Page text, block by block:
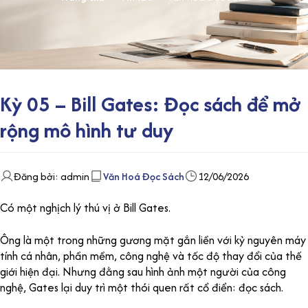
Kỳ 05 – Bill Gates: Đọc sách để mở
rộng mô hình tư duy
Đăng bởi: admin Văn Hoá Đọc Sách 12/06/2026
Có một nghịch lý thú vị ở Bill Gates.
Ông là một trong những gương mặt gắn liền với kỷ nguyên máy
tính cá nhân, phần mềm, công nghệ và tốc độ thay đổi của thế
giới hiện đại. Nhưng đằng sau hình ảnh một người của công
nghệ, Gates lại duy trì một thói quen rất cổ điển: đọc sách.